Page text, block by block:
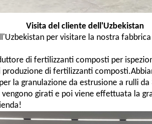
Visita del cliente dell'Uzbekistan
per visitare la nostra
di fertilizzanti composti per
di fertilizzanti
la granulazione da estrusione a rulli
girati e poi viene effettuata la